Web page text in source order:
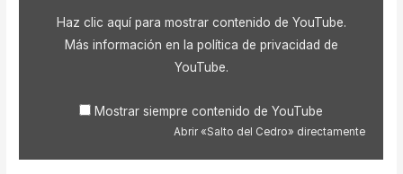
Haz clic aquí para mostrar contenido de YouTube.
Más información en la política de privacidad de
YouTube.
Mostrar siempre contenido de YouTube
Abrir «Salto del Cedro» directamente